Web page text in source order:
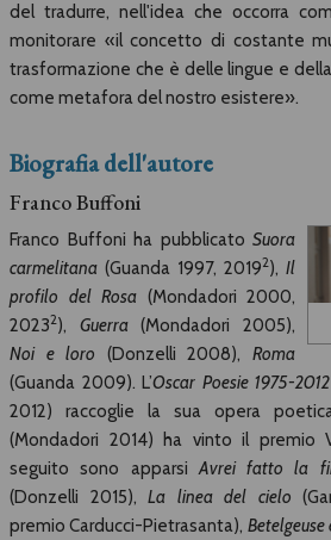
del tradurre, nell'idea che occorra
monitorare «il concetto di costante
trasformazione che è delle lingue e
come metafora del nostro esistere».
Biografia dell'autore
Franco Buffoni
Franco Buffoni ha pubblicato Suora
carmelitana (Guanda 1997, 20192), Il
profilo del Rosa (Mondadori 2000,
20232), Guerra(Mondadori 2005),
Noi e loro (Donzelli 2008),Roma
(Guanda 2009). L’Oscar Poesie 1975-2012
2012) raccoglie la sua opera
(Mondadori 2014) ha vinto il premio
seguito sono apparsiAvrei fatto la
(Donzelli 2015),La linea del cielo
premio Carducci-Pietrasanta),